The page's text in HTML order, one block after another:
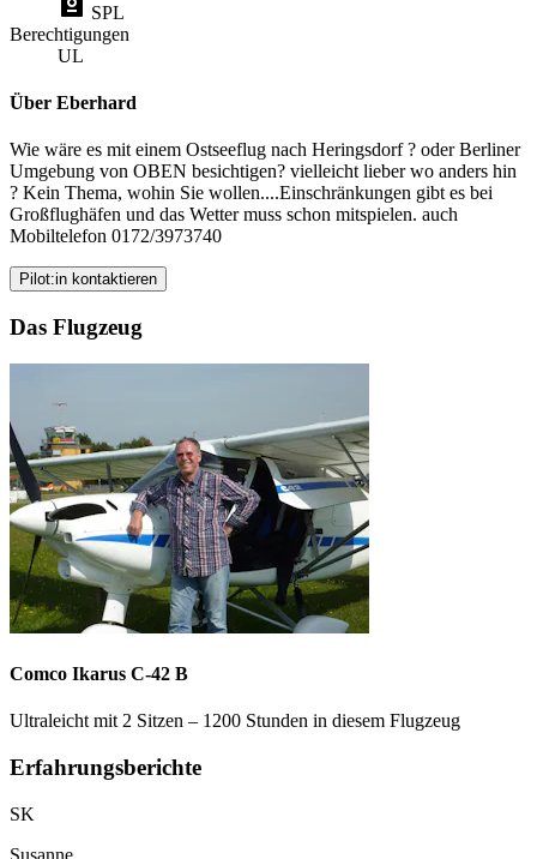
SPL
Berechtigungen
UL
Über Eberhard
Wie wäre es mit einem Ostseeflug nach Heringsdorf ? oder Berliner
Umgebung von OBEN besichtigen? vielleicht lieber wo anders hin
? Kein Thema, wohin Sie wollen....Einschränkungen gibt es bei
Großflughäfen und das Wetter muss schon mitspielen. auch
Mobiltelefon 0172/3973740
Pilot:in kontaktieren
Das Flugzeug
Comco Ikarus C-42 B
Ultraleicht mit 2 Sitzen – 1200 Stunden in diesem Flugzeug
Erfahrungsberichte
SK
Susanne